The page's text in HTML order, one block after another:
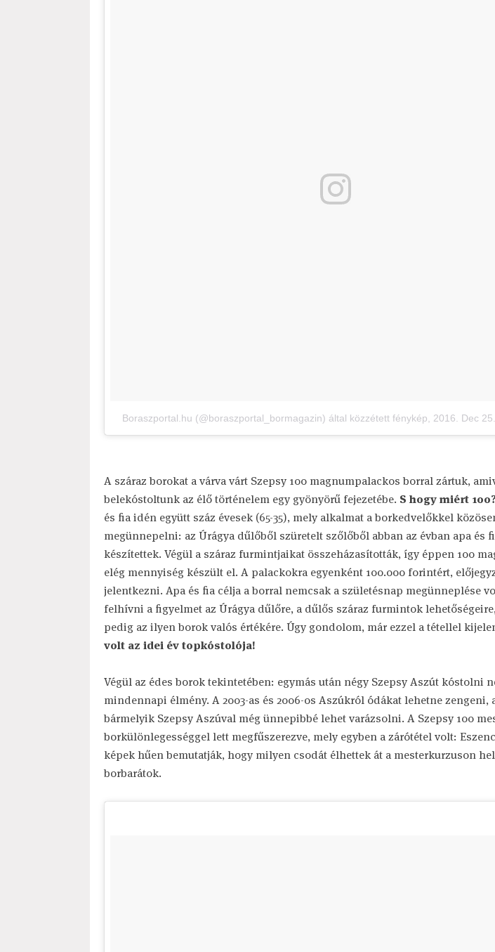
Boraszportal.hu (@boraszportal_bormagazin) által közzétett fénykép 2016. Dec
A száraz borokat a várva várt Szepsy 100 magnumpalackos borral zártuk,
belekóstoltunk az élő történelem egy gyönyörű fejezetébe. S hogy miért
és fia idén együtt száz évesek (65-35), mely alkalmat a borkedvelőkkel
megünnepelni: az Úrágya dűlőből szüretelt szőlőből abban az évban apa és
készítettek. Végül a száraz furmintjaikat összeházasították, így éppen 100
elég mennyiség készült el. A palackokra egyenként 100.000 forintért,
jelentkezni. Apa és fia célja a borral nemcsak a születésnap megünneplése
felhívni a figyelmet az Úrágya dűlőre, a dűlős száraz furmintok
pedig az ilyen borok valós értékére. Úgy gondolom, már ezzel a tétellel
volt az idei év topkóstolója!
Végül az édes borok tekintetében: egymás után négy Szepsy Aszút kóstolni
mindennapi élmény. A 2003-as és 2006-os Aszúkról ódákat lehetne zengeni,
bármelyik Szepsy Aszúval még ünnepibbé lehet varázsolni. A Szepsy 100
borkülönlegességgel lett megfűszerezve, mely egyben a zárótétel volt:
képek hűen bemutatják, hogy milyen csodát élhettek át a mesterkurzuson
borbarátok.